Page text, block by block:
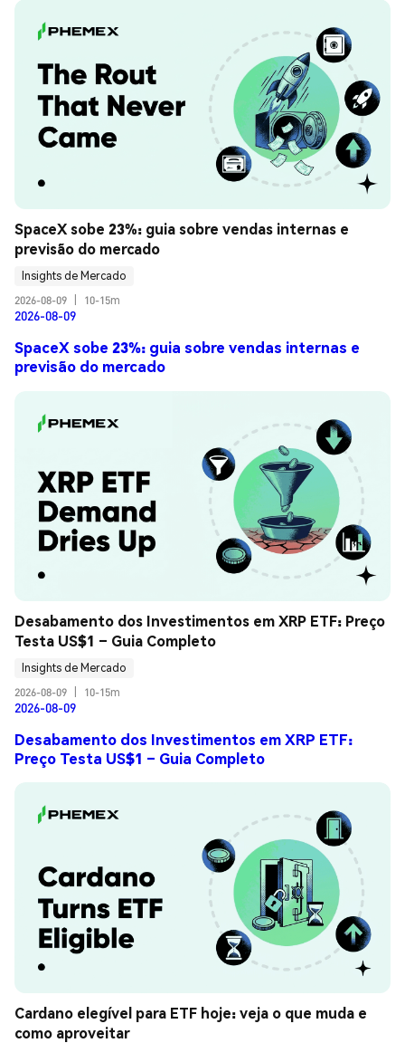
SpaceX sobe 23%: guia sobre vendas internas e
previsão do mercado
Insights de Mercado
2026-08-09
10-15m
2026-08-09
SpaceX sobe 23%: guia sobre vendas internas e
previsão do mercado
Desabamento dos Investimentos em XRP ETF: Preço
Testa US$1 – Guia Completo
Insights de Mercado
2026-08-09
10-15m
2026-08-09
Desabamento dos Investimentos em XRP ETF:
Preço Testa US$1 – Guia Completo
Cardano elegível para ETF hoje: veja o que muda e
como aproveitar